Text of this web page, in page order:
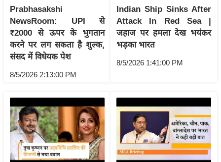
स्थ
ल
व्र
त
त्यो
हा
रा
शि
फ
ल
वि
Prabhasakshi
NewsRoom: UPI से
₹2000 से ऊपर के भुगतान
करने पर लग सकता है शुल्क,
संसद में विधेयक पेश
8/5/2026 2:13:00 PM
Indian Ship Sinks After
Attack In Red Sea |
जहाज पर हमला देख भयंकर
भड़का भारत
8/5/2026 1:41:00 PM